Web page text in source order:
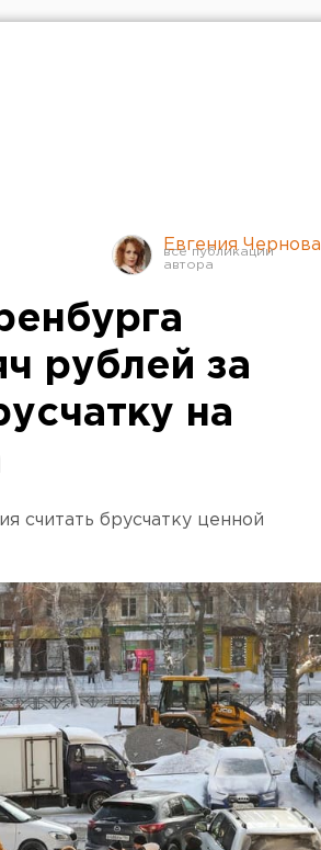
Евгения Чернова
рублей за
на
считать брусчатку ценной